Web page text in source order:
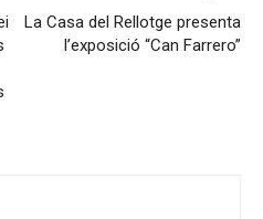
La Casa del Rellotge presenta
l’exposició “Can Farrero”